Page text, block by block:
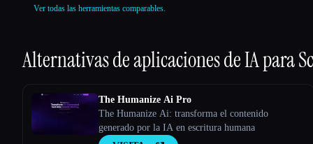
Ver todas las herramientas comparables.
Alternativas de aplicaciones de IA para
The Humanize Ai Pro
The Humanize Ai: transforma el contenido
generado por la IA en escritura humana